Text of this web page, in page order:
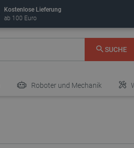
Kostenlose Lieferung
ab 100 Euro
SUCHE
Roboter und Mechanik